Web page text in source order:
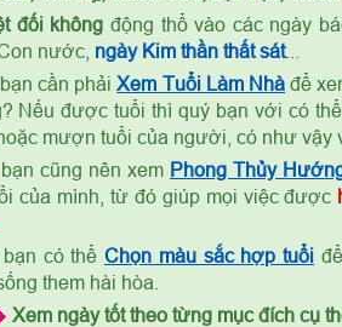
đối không động thổ vào các ngày
nước, ngày Kim thần thất sát...
cần phảiXem Tuổi Làm Nhà để
Nếu được tuổi thì quý bạn với có
mượn tuổi của người, có như vậy
cũng nên xem Phong Thủy
của mình, từ đó giúp mọi việc được
bạn có thểChọn màu sắc hợp tuổi
them hài hòa.
Xem ngày tốt theo từng mục đích cụ